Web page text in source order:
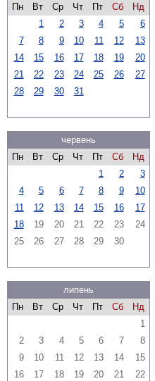
Пн
Вт Ср Чт Пт Сб
Нд
1
2 3 4 5
6
7
8 9 10 11 12
13
14
15 16 17 18 19
20
21
22 23 24 25 26
27
28
29 30 31
червень
Пн
Вт Ср Чт Пт Сб
Нд
1
2
3
4
5 6 7 8 9
10
11
12 13 14 15 16
17
18
19 20 21 22 23
24
25
26 27 28 29 30
липень
Пн
Вт Ср Чт Пт Сб
Нд
1
2
3 4 5 6 7
8
9
10 11 12 13 14
15
16
17 18 19 20 21
22